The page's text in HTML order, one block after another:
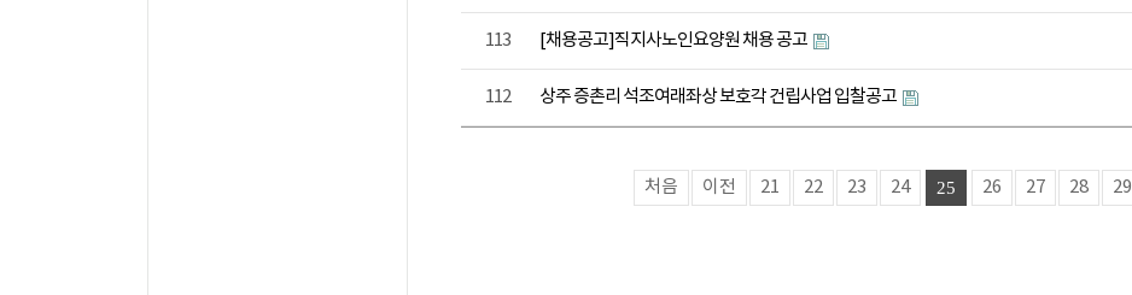
113 [채용공고]직지사노인요양원 채용 공고
112 상주 증촌리 석조여래좌상 보호각 건립사업 입찰공고
처음 이전 21 22 23 24 25 26 27 28 29